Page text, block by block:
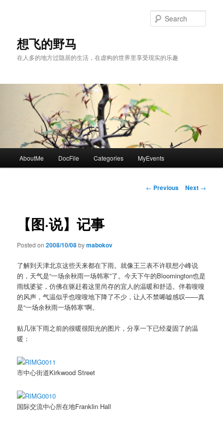
content想飞的野马
在人多的地方过隐居的生活，在虚构的世界里享受现实的乐趣
AboutMe DocFile Categories MyEvents
Post
← Previous Next →
【图·说】记事
Posted on2008/10/08bymabokov
了解到天津北京这些天来都在下雨。就像王三表不许联想小峰说
的，天气是“一场余秋雨一场韩寒”了。今天下午的Bloomington也是
雨线婆娑，仿佛在驱赶着这里尚存的宜人的温暖和舒适。伴着嗖嗖
的风声，气温似乎也嗖嗖地下降了不少，让人不禁唏嘘感叹——真
是“一场余秋雨一场韩寒”啊。
贴几张下雨之前的很暖很阳光的图片，分享一下已经凝固了的温
暖：
市中心街道Kirkwood Street
国际交流中心所在地Franklin Hall